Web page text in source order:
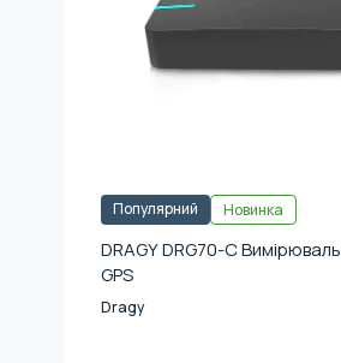
Популярний Новинка
DRAGY DRG70-C
GPS
Dragy